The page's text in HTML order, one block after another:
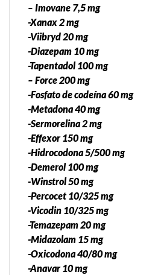
– Imovane 7,5 mg
-Xanax 2 mg
-Viibryd 20 mg
-Diazepam 10 mg
-Tapentadol 100 mg
– Force 200 mg
-Fosfato de codeína 60 mg
-Metadona 40 mg
-Sermorelina 2 mg
-Effexor 150 mg
-Hidrocodona 5/500 mg
-Demerol 100 mg
-Winstrol 50 mg
-Percocet 10/325 mg
-Vicodin 10/325 mg
-Temazepam 20 mg
-Midazolam 15 mg
-Oxicodona 40/80 mg
-Anavar 10 mg